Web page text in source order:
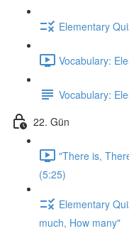
Elementary
Vocabulary:
Vocabulary:
22. Gün
"There is,
(5:25)
Elementary
much, How many"